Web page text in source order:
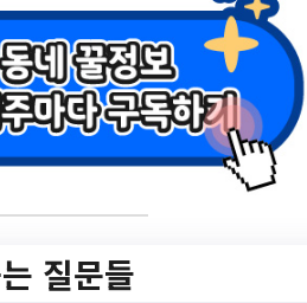
학교텃밭 강
교육 참여자
상세 보기 ▼
질문들